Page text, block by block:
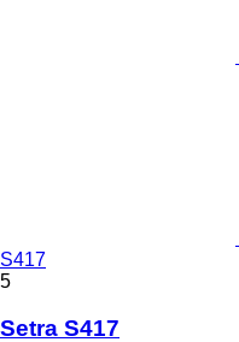
S417
5
Setra S417